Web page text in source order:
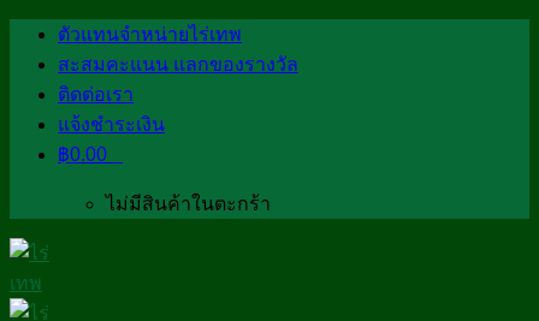
Skip
content
ตัวแทนจำหน่ายไร่เทพ
สะสมคะแนน แลกของรางวัล
ติดต่อเรา
แจ้งชำระเงิน
฿0.00
ไม่มีสินค้าในตะกร้า